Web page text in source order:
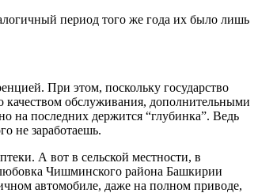
период того же года их было лишь
При этом, поскольку государство
качеством обслуживания, дополнительными
на последних держится “глубинка”. Ведь
не заработаешь.
А вот в сельской местности, в
Чишминского района Башкирии
автомобиле, даже на полном приводе,